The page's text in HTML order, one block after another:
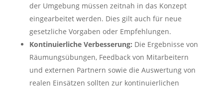
der Umgebung müssen zeitnah in das Konzept
eingearbeitet werden. Dies gilt auch für neue
gesetzliche Vorgaben oder Empfehlungen.
Kontinuierliche Verbesserung: Die Ergebnisse von
Räumungsübungen, Feedback von Mitarbeitern
und externen Partnern sowie die Auswertung von
realen Einsätzen sollten zur kontinuierlichen